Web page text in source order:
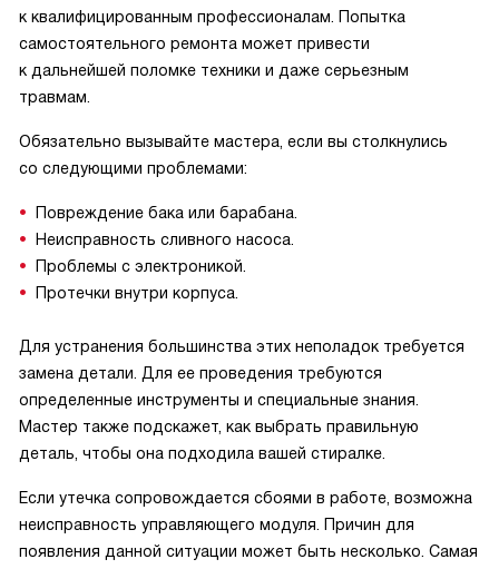
к квалифицированным профессионалам. Попытка
самостоятельного ремонта может привести
к дальнейшей поломке техники и даже серьезным
травмам.
Обязательно вызывайте мастера, если вы столкнулись
со следующими проблемами:
Повреждение бака или барабана.
Неисправность сливного насоса.
Проблемы с электроникой.
Протечки внутри корпуса.
Для устранения большинства этих неполадок требуется
замена детали. Для ее проведения требуются
определенные инструменты и специальные знания.
Мастер также подскажет, как выбрать правильную
деталь, чтобы она подходила вашей стиралке.
Если утечка сопровождается сбоями в работе, возможна
неисправность управляющего модуля. Причин для
появления данной ситуации может быть несколько. Самая